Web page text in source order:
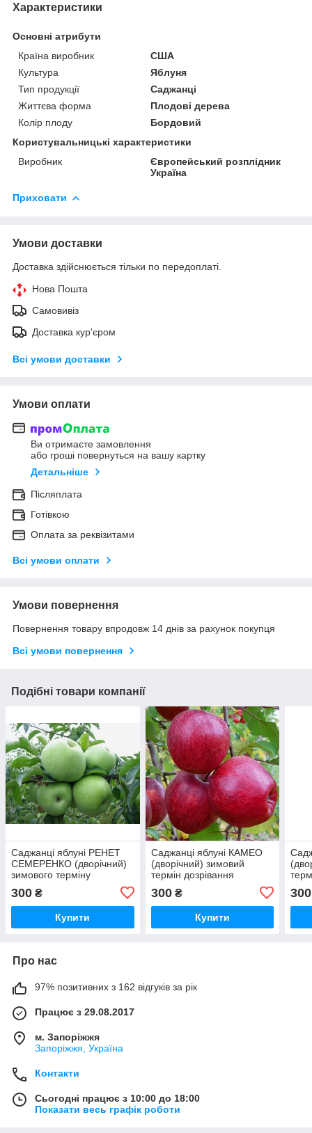
Характеристики
Основні атрибути
Країна виробник
США
Культура
Яблуня
Тип продукції
Саджанці
Життєва форма
Плодові дерева
Колір плоду
Бордовий
Користувальницькі характеристики
Виробник
Європейський розплідник
Україна
Приховати
Умови доставки
Доставка здійснюється тільки по передоплаті.
Нова Пошта
Самовивіз
Доставка кур'єром
Всі умови доставки
Умови оплати
Ви отримаєте замовлення
або гроші повернуться на вашу картку
Детальніше
Післяплата
Готівкою
Оплата за реквізитами
Всі умови оплати
Умови повернення
Повернення товару впродовж 14 днів за рахунок покупця
Всі умови повернення
Подібні товари компанії
Саджанці яблуні РЕНЕТ
СЕМЕРЕНКО (дворічний)
зимового терміну
300 ₴
Купити
Саджанці яблуні КАМЕО
(дворічний) зимовий
термін дозрівання
300₴
Купити
300
Про нас
97% позитивних з 162 відгуків за рік
Працює з 29.08.2017
м. Запоріжжя
Запоріжжя, Україна
Контакти
Сьогодні працює з 10:00 до 18:00
Показати весь графік роботи